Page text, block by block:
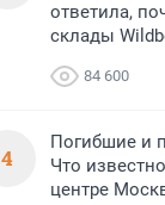
ответила,
склады
84 600
4
Погибшие и
Что
центре